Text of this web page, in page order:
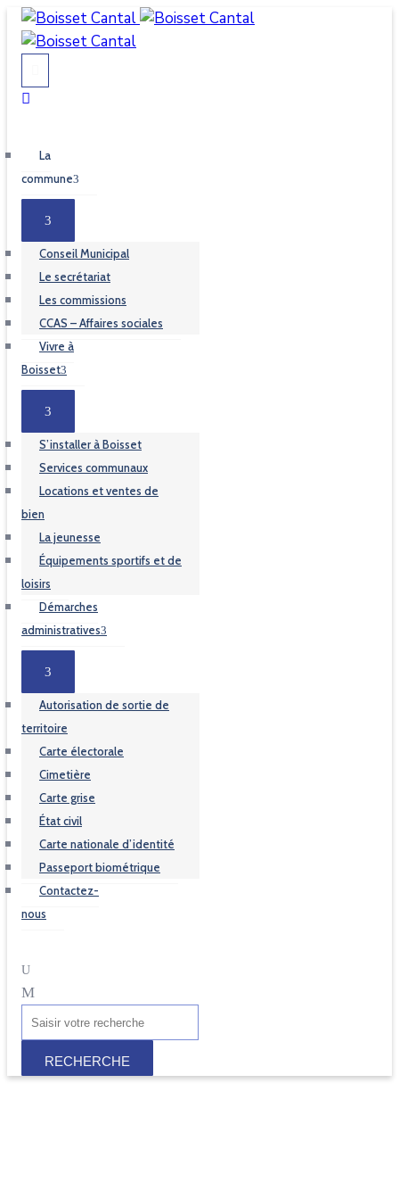
La
commune
Conseil Municipal
Le secrétariat
Les commissions
CCAS – Affaires sociales
Vivre à
Boisset
S’installer à Boisset
Services communaux
Locations et ventes de
bien
La jeunesse
Équipements sportifs et de
loisirs
Démarches
administratives
Autorisation de sortie de
territoire
Carte électorale
Cimetière
Carte grise
État civil
Carte nationale d’identité
Passeport biométrique
Contactez-
nous